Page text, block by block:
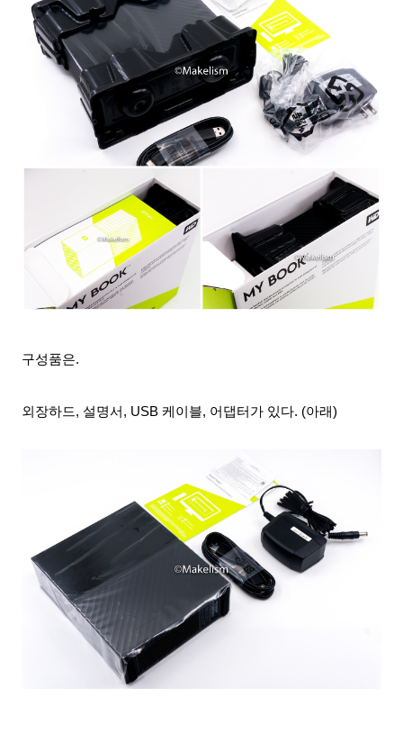
구성품은.
외장하드, 설명서, USB 케이블, 어댑터가 있다. (아래)